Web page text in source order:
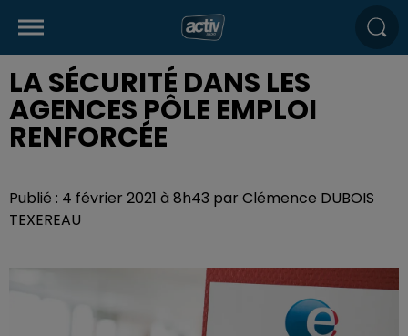
LA SÉCURITÉ DANS LES
AGENCES PÔLE EMPLOI
RENFORCÉE
Publié : 4 février 2021 à 8h43 par Clémence DUBOIS
TEXEREAU